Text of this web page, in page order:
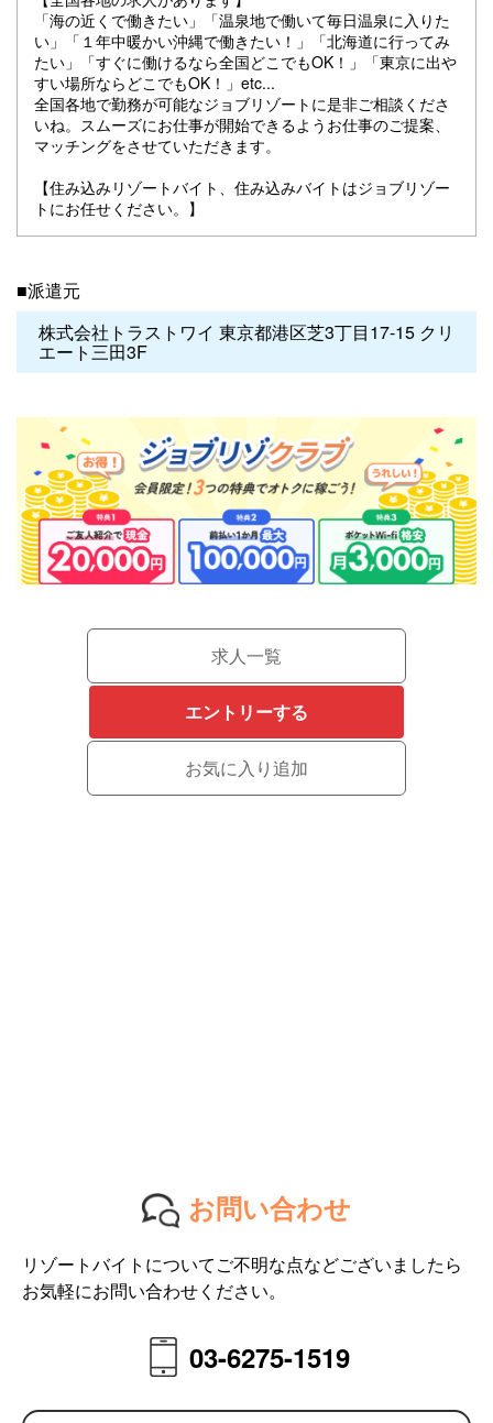
「海の近くで働きたい」「温泉地で働いて毎日温泉に入りた
い」「１年中暖かい沖縄で働きたい！」「北海道に行ってみ
たい」「すぐに働けるなら全国どこでもOK！」「東京に出や
すい場所ならどこでもOK！」etc...
全国各地で勤務が可能なジョブリゾートに是非ご相談くださ
いね。スムーズにお仕事が開始できるようお仕事のご提案、
マッチングをさせていただきます。
【住み込みリゾートバイト、住み込みバイトはジョブリゾー
トにお任せください。】
■派遣元
株式会社トラストワイ 東京都港区芝3丁目17-15 クリ
エート三田3F
求人一覧
エントリーする
お問い合わせ
リゾートバイトについてご不明な点などございましたら
お気軽にお問い合わせください。
03-6275-1519